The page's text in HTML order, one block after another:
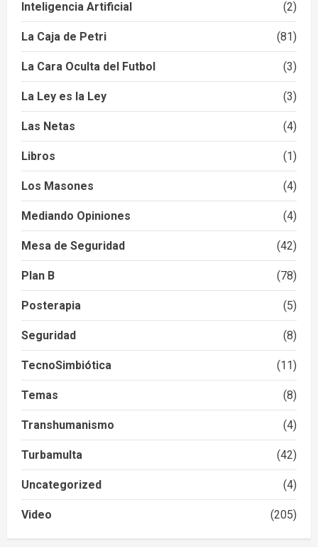
Inteligencia Artificial (2)
La Caja de Petri (81)
La Cara Oculta del Futbol (3)
La Ley es la Ley (3)
Las Netas (4)
Libros (1)
Los Masones (4)
Mediando Opiniones (4)
Mesa de Seguridad (42)
Plan B (78)
Posterapia (5)
Seguridad (8)
TecnoSimbiótica (11)
Temas (8)
Transhumanismo (4)
Turbamulta (42)
Uncategorized (4)
Video (205)